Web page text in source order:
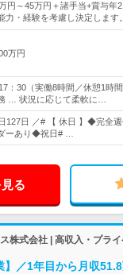
万円～45万円＋諸手当+賞与
力・経験を考慮し決定しま
万円
：30（実働8時間／休憩1時
… 状況に応じて柔軟に…
127日 ／# 【 休日 】◆完全
ーあり◆祝日# …
る
株式会社 | 高収入・プライ
】／1年目から月収